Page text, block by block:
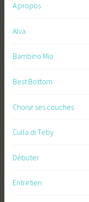
A propos
Alva
Bambino Mio
Best Bottom
Choisir ses couches
Culla di Teby
Débuter
Entretien